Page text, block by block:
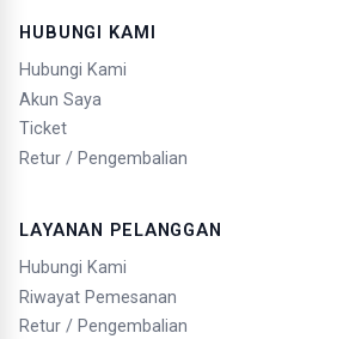
HUBUNGI KAMI
Hubungi Kami
Akun Saya
Ticket
Retur / Pengembalian
LAYANAN PELANGGAN
Hubungi Kami
Riwayat Pemesanan
Retur / Pengembalian